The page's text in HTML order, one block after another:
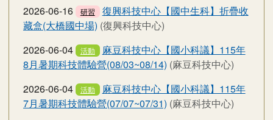
2026-06-16
研習
復興科技中心【國中生科】折疊收
藏盒(大橋國中場) (復興科技中心)
2026-06-04
活動
麻豆科技中心【國小科議】115年
8月暑期科技體驗營(08/03~08/14) (麻豆科技中心)
2026-06-04
活動
麻豆科技中心【國小科議】115年
7月暑期科技體驗營(07/07~07/31) (麻豆科技中心)